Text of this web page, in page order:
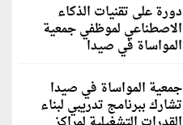
دورة على تقنيات الذكاء
الاصطناعي لموظفي جمعية
المواساة في صيدا
جمعية المواساة في صيدا
تشارك ببرنامج تدريبي لبناء